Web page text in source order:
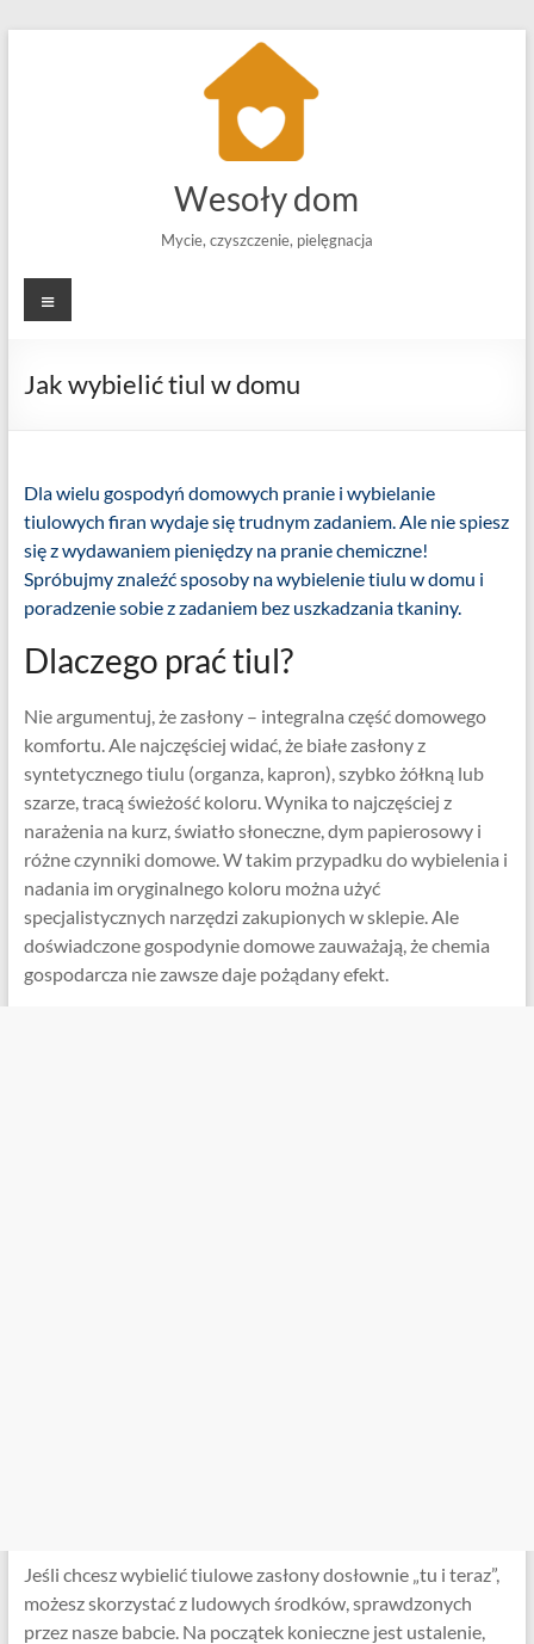
Wesoły dom
Mycie, czyszczenie, pielęgnacja
Menu
Jak wybielić tiul w domu
Dla wielu gospodyń domowych pranie i wybielanie
tiulowych firan wydaje się trudnym zadaniem. Ale nie spiesz
się z wydawaniem pieniędzy na pranie chemiczne!
Spróbujmy znaleźć sposoby na wybielenie tiulu w domu i
poradzenie sobie z zadaniem bez uszkadzania tkaniny.
Dlaczego prać tiul?
Nie argumentuj, że zasłony – integralna część domowego
komfortu. Ale najczęściej widać, że białe zasłony z
syntetycznego tiulu (organza, kapron), szybko żółkną lub
szarze, tracą świeżość koloru. Wynika to najczęściej z
narażenia na kurz, światło słoneczne, dym papierosowy i
różne czynniki domowe. W takim przypadku do wybielenia i
nadania im oryginalnego koloru można użyć
specjalistycznych narzędzi zakupionych w sklepie. Ale
doświadczone gospodynie domowe zauważają, że chemia
gospodarcza nie zawsze daje pożądany efekt.
Jeśli chcesz wybielić tiulowe zasłony dosłownie „tu i teraz”,
możesz skorzystać z ludowych środków, sprawdzonych
przez nasze babcie. Na początek konieczne jest ustalenie,